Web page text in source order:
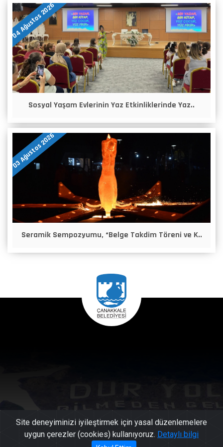
04 Ağustos 2026
Sosyal Yaşam Evlerinin Yaz Etkinliklerinde Yaz..
03 Ağustos 2026
Seramik Sempozyumu, “Belge Takdim Töreni ve K..
Site deneyiminizi iyileştirmek için yasal düzenlemelere
uygun çerezler (cookies) kullanıyoruz. Detaylı bilgi